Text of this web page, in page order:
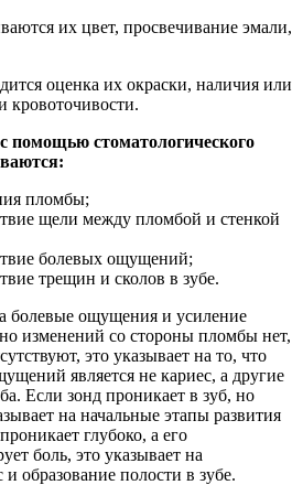
их цвет, просвечивание эмали,
оценка их окраски, наличия или
кровоточивости.
помощью стоматологического
пломбы;
щели между пломбой и стенкой
болевых ощущений;
трещин и сколов в зубе.
болевые ощущения и усиление
изменений со стороны пломбы нет,
это указывает на то, что
является не кариес, а другие
Если зонд проникает в зуб, но
на начальные этапы развития
глубоко, а его
боль, это указывает на
образование полости в зубе.